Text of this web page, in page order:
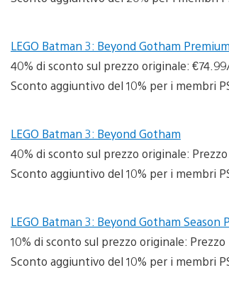
LEGO Batman 3: Beyond Gotham
40% di sconto sul prezzo originale:
Sconto aggiuntivo del 10% per i membri
LEGO Batman 3: Beyond Gotham
40% di sconto sul prezzo originale:
Sconto aggiuntivo del 10% per i membri
LEGO Batman 3: Beyond Gotham Season
10% di sconto sul prezzo originale:
Sconto aggiuntivo del 10% per i membri